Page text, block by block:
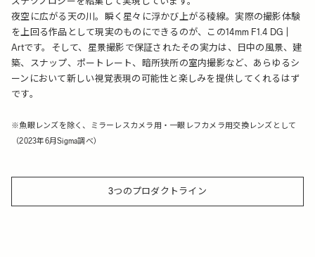
夜空に広がる天の川。瞬く星々に浮かび上がる稜線。実際の撮影体験
を上回る作品として現実のものにできるのが、この14mm F1.4 DG |
Artです。そして、星景撮影で保証されたその実力は、日中の風景、建
築、スナップ、ポートレート、暗所狭所の室内撮影など、あらゆるシ
ーンにおいて新しい視覚表現の可能性と楽しみを提供してくれるはず
です。
※魚眼レンズを除く、ミラーレスカメラ用・一眼レフカメラ用交換レンズとして
（2023年6月Sigma調べ）
3つのプロダクトライン